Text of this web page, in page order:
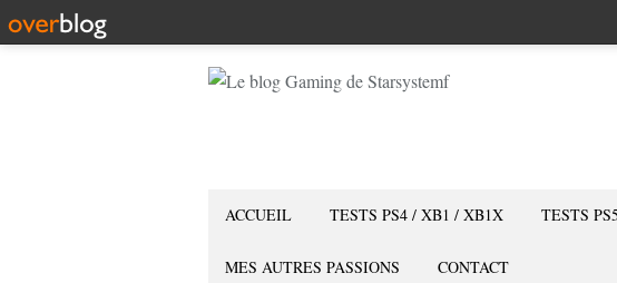
ACCUEIL TESTS PS4 / XB1 / XB1X TESTS
MES AUTRES PASSIONS CONTACT